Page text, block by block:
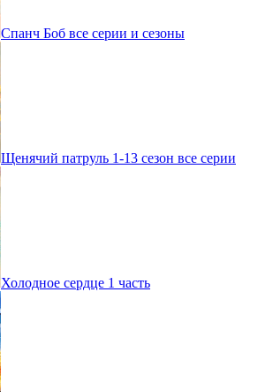
Спанч Боб все серии и сезоны
Щенячий патруль 1-13 сезон все серии
Холодное сердце 1 часть